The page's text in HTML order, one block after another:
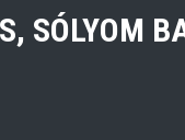
SÓLYOM